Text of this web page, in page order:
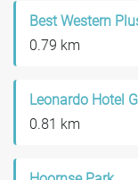
Best Western
0.79 km
Leonardo Hotel
0.81 km